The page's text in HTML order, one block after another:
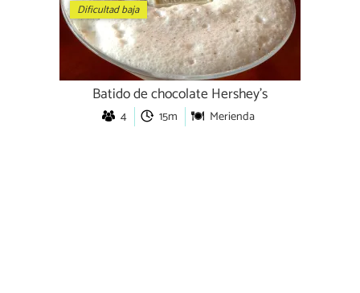
Dificultad baja
Batido de chocolate Hershey's
4 15m Merienda